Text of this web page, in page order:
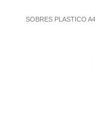
SOBRES PLASTICO